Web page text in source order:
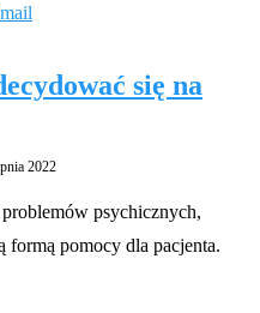
się na
2022
psychicznych,
formą pomocy dla pacjenta.